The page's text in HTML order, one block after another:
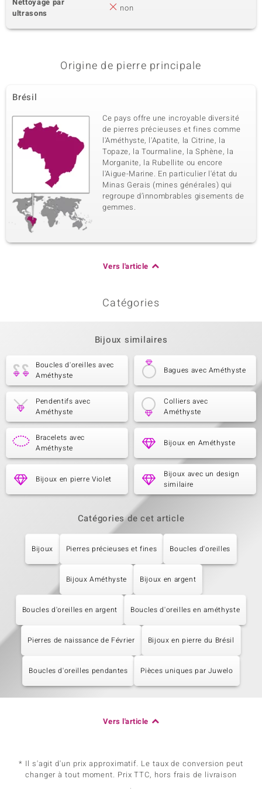
ultrasons
non
Origine de pierre principale
Brésil
Ce pays offre une incroyable diversité
de pierres précieuses et fines comme
l'Améthyste, l'Apatite, la Citrine, la
Topaze, la Tourmaline, la Sphène, la
Morganite, la Rubellite ou encore
l'Aigue-Marine. En particulier l'état du
Minas Gerais (mines générales) qui
regroupe d’innombrables gisements de
gemmes.
Vers l'article
Catégories
Bijoux similaires
Boucles d'oreilles avec
Améthyste
Bagues avec Améthyste
Pendentifs avec
Améthyste
Colliers avec
Améthyste
Bracelets avec
Améthyste
Bijoux en Améthyste
Bijoux en pierre Violet
Bijoux avec un design
similaire
Catégories de cet article
Bijoux Pierres précieuses et fines Boucles d'oreilles
Bijoux Améthyste Bijoux en argent
Boucles d'oreilles en argent Boucles d'oreilles en améthyste
Pierres de naissance de Février Bijoux en pierre du Brésil
Boucles d'oreilles pendantes Pièces uniques par Juwelo
Vers l'article
* Il s'agit d'un prix approximatif. Le taux de conversion peut
changer à tout moment. Prix TTC, hors frais de livraison